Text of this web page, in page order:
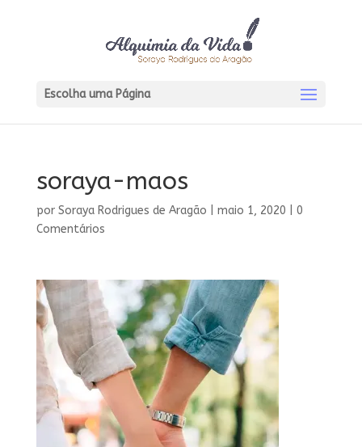
Escolha uma Página
soraya-maos
por Soraya Rodrigues de Aragão maio 1, 2020
0
Comentários